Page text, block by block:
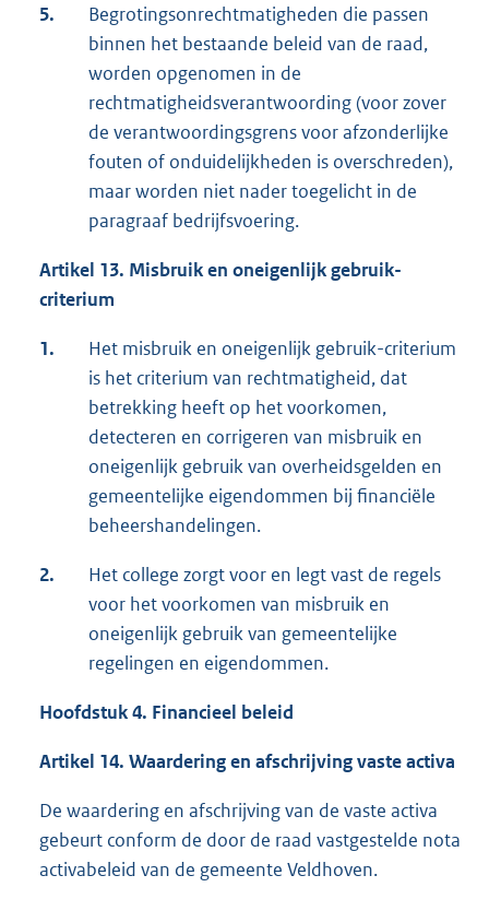
5.
Begrotingsonrechtmatigheden die passen
binnen het bestaande beleid van de raad,
worden opgenomen in de
rechtmatigheidsverantwoording (voor zover
de verantwoordingsgrens voor afzonderlijke
fouten of onduidelijkheden is overschreden),
maar worden niet nader toegelicht in de
paragraaf bedrijfsvoering.
Artikel 13. Misbruik en oneigenlijk gebruik-
criterium
1.
Het misbruik en oneigenlijk gebruik-criterium
is het criterium van rechtmatigheid, dat
betrekking heeft op het voorkomen,
detecteren en corrigeren van misbruik en
oneigenlijk gebruik van overheidsgelden en
gemeentelijke eigendommen bij financiële
beheershandelingen.
2.
Het college zorgt voor en legt vast de regels
voor het voorkomen van misbruik en
oneigenlijk gebruik van gemeentelijke
regelingen en eigendommen.
Hoofdstuk 4. Financieel beleid
Artikel 14. Waardering en afschrijving vaste activa
De waardering en afschrijving van de vaste activa
gebeurt conform de door de raad vastgestelde nota
activabeleid van de gemeente Veldhoven.